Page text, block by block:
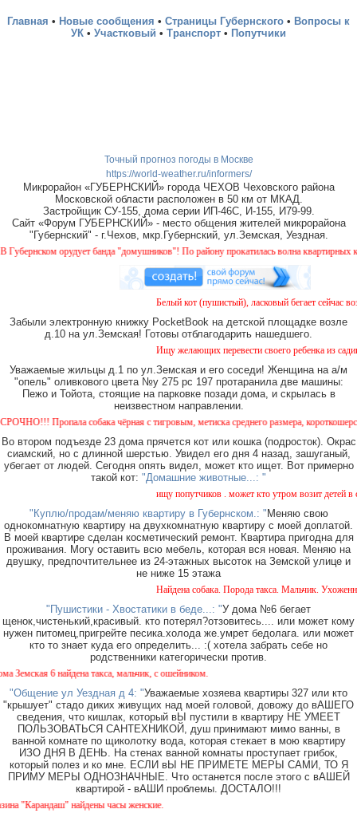
Главная • Новые сообщения • Страницы Губернского • Вопросы к
УК • Участковый • Транспорт • Попутчики
Точный прогноз погоды в Москве
https://world-weather.ru/informers/
Микрорайон «ГУБЕРНСКИЙ» города ЧЕХОВ Чеховского района
Московской области расположен в 50 км от МКАД.
Застройщик СУ-155, дома серии ИП-46С, И-155, И79-99.
Сайт «Форум ГУБЕРНСКИЙ» - место общения жителей микрорайона
"Губернский" - г.Чехов, мкр.Губернский, ул.Земская, Уездная.
орудует банда "домушников"! По району прокатилась волна квартирных
Белый кот (пушистый), ласковый бегает сейчас
Забыли электронную книжку PocketBook на детской площадке возле
д.10 на ул.Земская! Готовы отблагодарить нашедшего.
Ищу желающих перевести своего ребенка из
Уважаемые жильцы д.1 по ул.Земская и его соседи! Женщина на а/м
"опель" оливкового цвета №у 275 рс 197 протаранила две машины:
Пежо и Тойота, стоящие на парковке позади дома, и скрылась в
неизвестном направлении.
Пропала собака чёрная с тигровым, метиска среднего размера,
Во втором подъезде 23 дома прячется кот или кошка (подросток). Окрас
сиамский, но с длинной шерстью. Увидел его дня 4 назад, зашуганый,
убегает от людей. Сегодня опять видел, может кто ищет. Вот примерно
такой кот: "Домашние животные...: "
ищу попутчиков . может кто утром возит детей в
"Куплю/продам/меняю квартиру в Губернском.: "Меняю свою
однокомнатную квартиру на двухкомнатную квартиру с моей доплатой.
В моей квартире сделан косметический ремонт. Квартира пригодна для
проживания. Могу оставить всю мебель, которая вся новая. Меняю на
двушку, предпочтительнее из 24-этажных высоток на Земской улице и
не ниже 15 этажа
Найдена собака. Порода такса. Мальчик.
"Пушистики - Хвостатики в беде...: "У дома №6 бегает
щенок,чистенький,красивый. кто потерял?отзовитесь.... или может кому
нужен питомец,пригрейте песика.холода же.умрет бедолага. или может
кто то знает куда его определить... :( хотела забрать себе но
родственники категорически против.
6 найдена такса, мальчик, с ошейником.
"Общение ул Уездная д 4: "Уважаемые хозяева квартиры 327 или кто
"крышует" стадо диких живущих над моей головой, довожу до вАШЕГО
сведения, что кишлак, который вЫ пустили в квартиру НЕ УМЕЕТ
ПОЛЬЗОВАТЬСЯ САНТЕХНИКОЙ, душ принимают мимо ванны, в
ванной комнате по щиколотку вода, которая стекает в мою квартиру
ИЗО ДНЯ В ДЕНЬ. На стенах ванной комнаты проступает грибок,
который полез и ко мне. ЕСЛИ вЫ НЕ ПРИМЕТЕ МЕРЫ САМИ, ТО Я
ПРИМУ МЕРЫ ОДНОЗНАЧНЫЕ. Что останется после этого с вАШЕЙ
квартирой - вАШИ проблемы. ДОСТАЛО!!!
"Карандаш" найдены часы женские.